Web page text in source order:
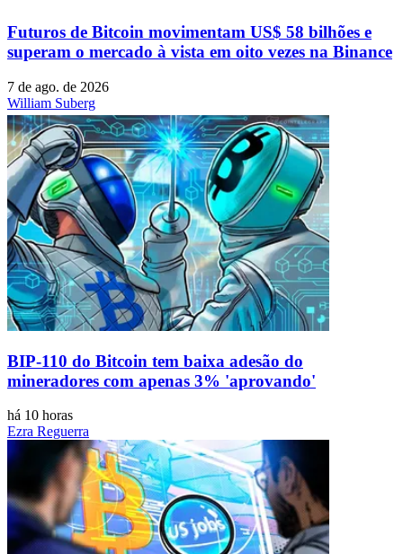
Futuros de Bitcoin movimentam US$ 58 bilhões e
superam o mercado à vista em oito vezes na Binance
7 de ago. de 2026
William Suberg
BIP-110 do Bitcoin tem baixa adesão do
mineradores com apenas 3% 'aprovando'
há 10 horas
Ezra Reguerra